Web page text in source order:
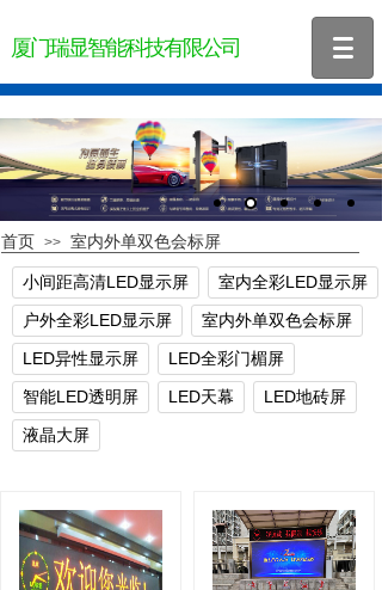
首页 >> 室内外单双色会标屏
小间距高清LED显示屏
室内全彩LED显示屏
户外全彩LED显示屏
室内外单双色会标屏
LED异性显示屏
LED全彩门楣屏
智能LED透明屏
LED天幕
LED地砖屏
液晶大屏
厦门瑞显智能科技有限公司